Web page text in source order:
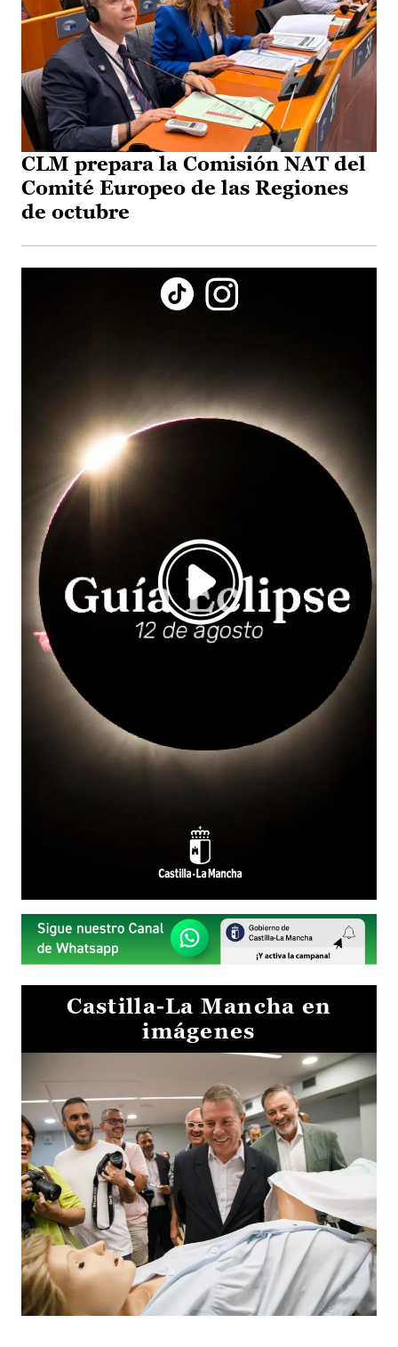
CLM prepara la Comisión NAT del
Comité Europeo de las Regiones
de octubre
Castilla-La Mancha en
imágenes